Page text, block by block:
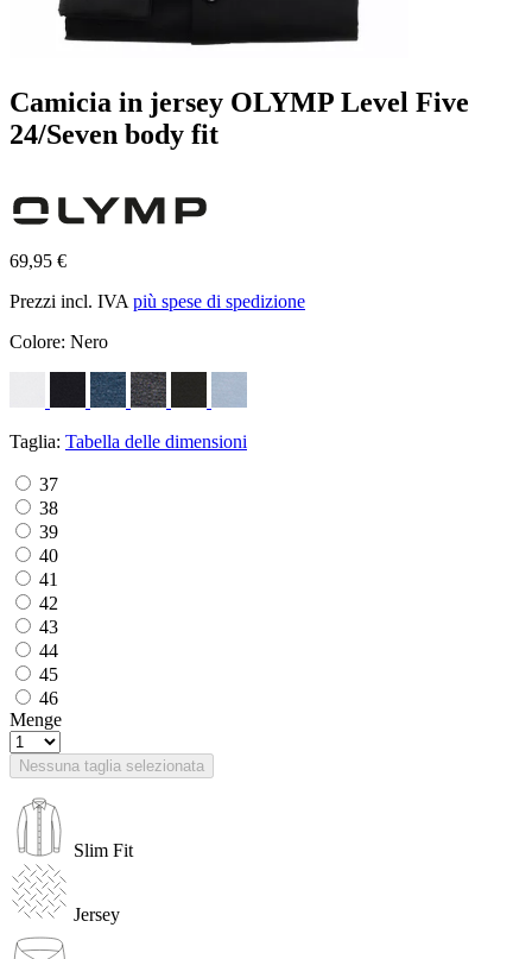
Camicia in jersey OLYMP Level Five
24/Seven body fit
69,95 €
Prezzi incl. IVA più spese di spedizione
Colore: Nero
Taglia: Tabella delle dimensioni
37
38
39
40
41
42
43
44
45
46
Menge
Nessuna taglia selezionata
Slim Fit
Jersey